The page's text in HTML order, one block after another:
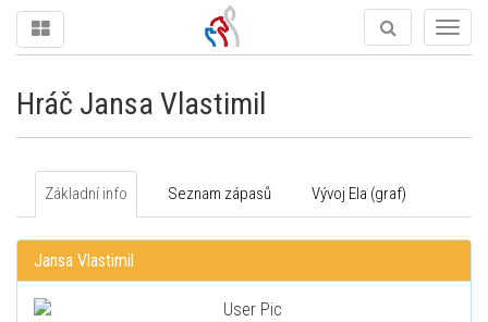
Hráč Jansa Vlastimil
Základní info Seznam zápasů Vývoj Ela (graf)
Jansa Vlastimil